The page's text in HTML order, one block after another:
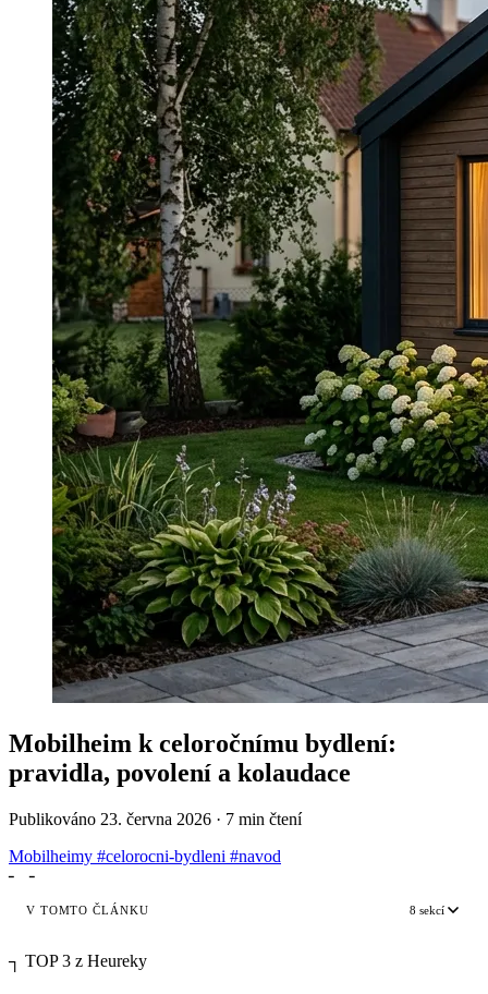
Mobilheim k celoročnímu bydlení:
pravidla, povolení a kolaudace
Publikováno 23. června 2026 · 7 min čtení
Mobilheimy #celorocni-bydleni #navod
╴
╶
V TOMTO ČLÁNKU 8 sekcí
┐ TOP 3 z Heureky